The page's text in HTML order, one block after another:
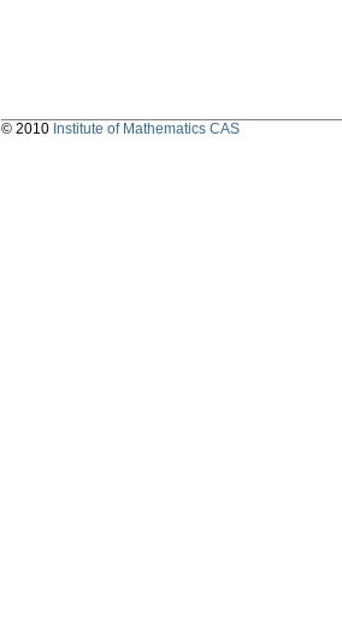
© 2010 Institute of Mathematics CAS